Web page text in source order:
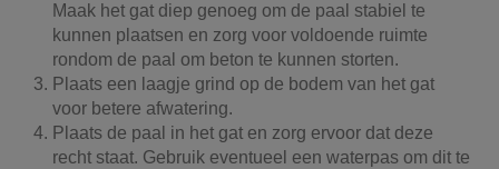
Maak het gat diep genoeg om de paal stabiel te
kunnen plaatsen en zorg voor voldoende ruimte
rondom de paal om beton te kunnen storten.
Plaats een laagje grind op de bodem van het gat
voor betere afwatering.
Plaats de paal in het gat en zorg ervoor dat deze
recht staat. Gebruik eventueel een waterpas om dit te